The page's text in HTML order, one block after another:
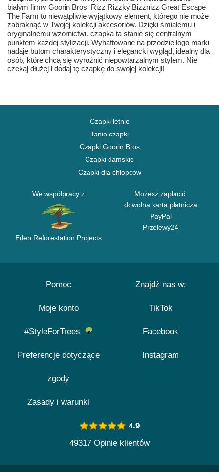
białym firmy Goorin Bros. Rizz Rizzky Bizznizz Great Escape
The Farm to niewątpliwie wyjątkowy element, którego nie może
zabraknąć w Twojej kolekcji akcesoriów. Dzięki śmiałemu i
oryginalnemu wzornictwu czapka ta stanie się centralnym
punktem każdej stylizacji. Wyhaftowane na przodzie logo marki
nadaje butom charakterystyczny i elegancki wygląd, idealny dla
osób, które chcą się wyróżnić niepowtarzalnym stylem. Nie
czekaj dłużej i dodaj tę czapkę do swojej kolekcji!
Czapki letnie
Tanie czapki
Czapki Goorin Bros
Czapki damskie
Czapki dla chłopców
We współpracy z
Eden Reforestation Projects
Możesz zapłacić:
dowolna karta płatnicza
PayPal
Przelewy24
Pomoc
Moje konto
#StyleForTrees
Preferencje dotyczące
zgody
Zasady i warunki
Znajdź nas w:
TikTok
Facebook
Instagram
4.9
49317 Opinie klientów